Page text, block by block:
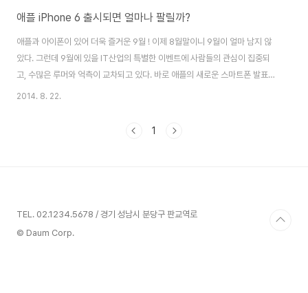
애플 iPhone 6 출시되면 얼마나 팔릴까?
애플과 아이폰이 있어 더욱 즐거운 9월 ! 이제 8월말이니 9월이 얼마 남지 않
았다. 그런데 9월에 있을 IT산업의 특별한 이벤트에 사람들의 관심이 집중되
고, 수많은 루머와 억측이 교차되고 있다. 바로 애플의 새로운 스마트폰 발표가
예상되기 때문이다. 애플은 2012년에 아이폰5를, 2013년에 아이폰5S와
이폰 6를 발표 할 것으로 예상된다. 이에 따라 아이폰6의 외형이나 버튼 배치
2014. 8. 22.
1
TEL. 02.1234.5678 / 경기 성남시 분당구 판교역로
© Daum Corp.